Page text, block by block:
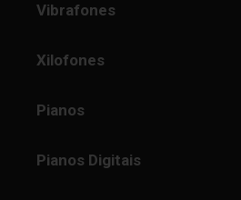
Vibrafones
Xilofones
Pianos
Pianos Digitais